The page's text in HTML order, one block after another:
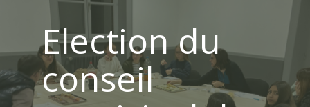
Election du
conseil